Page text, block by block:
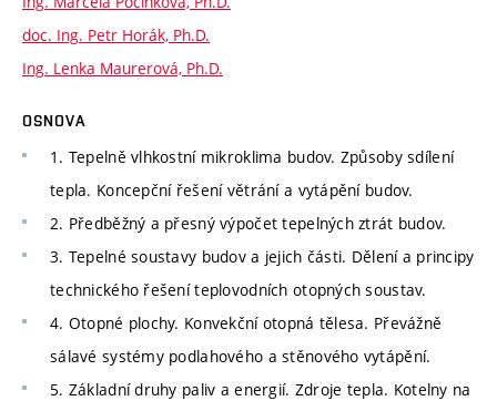
doc. Ing. Petr Horák, Ph.D.
Ing. Lenka Maurerová, Ph.D.
OSNOVA
1. Tepelně vlhkostní mikroklima budov. Způsoby sdílení
tepla. Koncepční řešení větrání a vytápění budov.
2. Předběžný a přesný výpočet tepelných ztrát budov.
3. Tepelné soustavy budov a jejich části. Dělení a principy
technického řešení teplovodních otopných soustav.
4. Otopné plochy. Konvekční otopná tělesa. Převážně
sálavé systémy podlahového a stěnového vytápění.
5. Základní druhy paliv a energií. Zdroje tepla. Kotelny na